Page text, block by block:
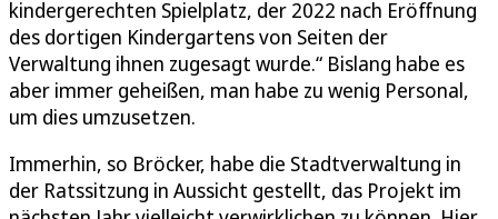
kindergerechten Spielplatz, der 2022 nach Eröffnung
des dortigen Kindergartens von Seiten der
Verwaltung ihnen zugesagt wurde.“ Bislang habe es
aber immer geheißen, man habe zu wenig Personal,
um dies umzusetzen.
Immerhin, so Bröcker, habe die Stadtverwaltung in
der Ratssitzung in Aussicht gestellt, das Projekt im